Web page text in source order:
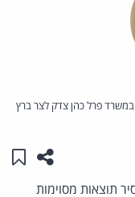
במשרד פרל כהן צדק לצר ברץ
שתפו
תוצאות מסוימות